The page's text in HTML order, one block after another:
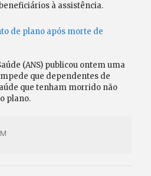
à assistência.
de plano após morte de
(ANS) publicou ontem uma
que dependentes de
que tenham morrido não
plano.